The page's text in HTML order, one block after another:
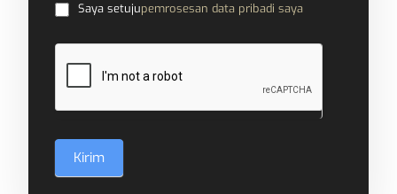
Saya setujupemrosesan data pribadi saya
Kirim